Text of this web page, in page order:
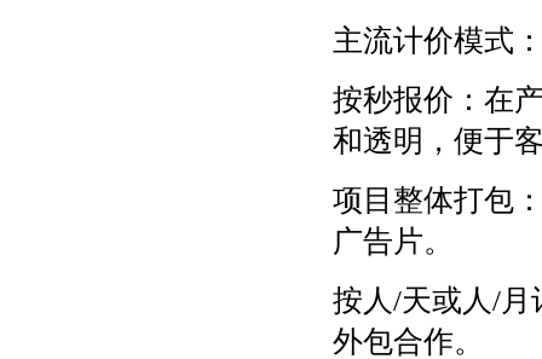
主流计价模式
按秒报价：在
和透明，便于
项目整体打包
广告片。
按人/天或人/月
外包合作。